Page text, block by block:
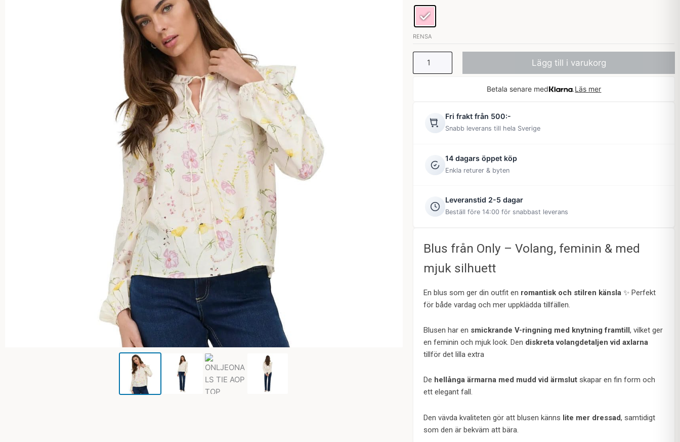
RENSA
AOP
TOP
mängd
Lägg till i varukorg
Betala senare med Läs mer
Fri frakt från 500:-
Snabb leverans till hela Sverige
14 dagars öppet köp
Enkla returer & byten
Leveranstid 2-5 dagar
Beställ före 14:00 för snabbast leverans
Blus från Only – Volang, feminin & med
mjuk silhuett
En blus som ger din outfit en romantisk och stilren känsla ✨ Perfekt
för både vardag och mer uppklädda tillfällen.
Blusen har en smickrande V-ringning med knytning framtill, vilket ger
en feminin och mjuk look. Den diskreta volangdetaljen vid axlarna
tillför det lilla extra
De hellånga ärmarna med mudd vid ärmslut skapar en fin form och
ett elegant fall.
Den vävda kvaliteten gör att blusen känns lite mer dressad, samtidigt
som den är bekväm att bära.